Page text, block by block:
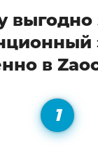
выгодно
в